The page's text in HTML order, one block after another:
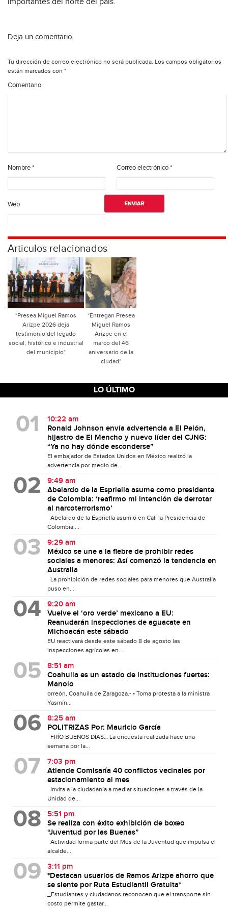
Deja un comentario
Tu dirección de correo electrónico no será publicada. Los campos obligatorios
están marcados con *
Comentario
Nombre* Correo electrónico*
Web
Articulos relacionados
*Presea Miguel Ramos
Arizpe 2026 deja
testimonio del legado
social, histórico e industrial
del municipio*
*Entregan Presea
Miguel Ramos
Arizpe en el
marco del 46
aniversario de la
ciudad*
LO ÚLTIMO
10:22 am
Ronald Johnson envía advertencia a El Pelón,
hijastro de El Mencho y nuevo líder del CJNG:
“Ya no hay dónde esconderse”
El embajador de Estados Unidos en México realizó la
advertencia por medio de...
9:49 am
Abelardo de la Espriella asume como presidente
de Colombia: ‘reafirmo mi intención de derrotar
al narcoterrorismo’
Abelardo de la Espriella asumió en Cali la Presidencia de
Colombia,...
9:29 am
México se une a la fiebre de prohibir redes
sociales a menores: Así comenzó la tendencia en
Australia
La prohibición de redes sociales para menores que Australia
puso en...
9:20 am
Vuelve el ‘oro verde’ mexicano a EU:
Reanudarán inspecciones de aguacate en
Michoacán este sábado
EU reactivará desde este sábado 8 de agosto las
inspecciones agrícolas en...
8:51 am
Coahuila es un estado de instituciones fuertes:
Manolo
orreón, Coahuila de Zaragoza.- • Toma protesta a la ministra
Yasmín...
8:25 am
POLITRIZAS Por: Mauricio García
FRÍO BUENOS DÍAS… La encuesta realizada hace una
semana por la...
7:03 pm
Atiende Comisaría 40 conflictos vecinales por
estacionamiento al mes
Invita a la ciudadanía a mediar situaciones a través de la
Unidad de...
5:51 pm
Se realiza con éxito exhibición de boxeo
“Juventud por las Buenas”
Actividad forma parte del Mes de la Juventud que impulsa el
alcalde...
3:11 pm
*Destacan usuarios de Ramos Arizpe ahorro que
se siente por Ruta Estudiantil Gratuita*
_Estudiantes y ciudadanos reconocen que el transporte sin
costo permite gastar...